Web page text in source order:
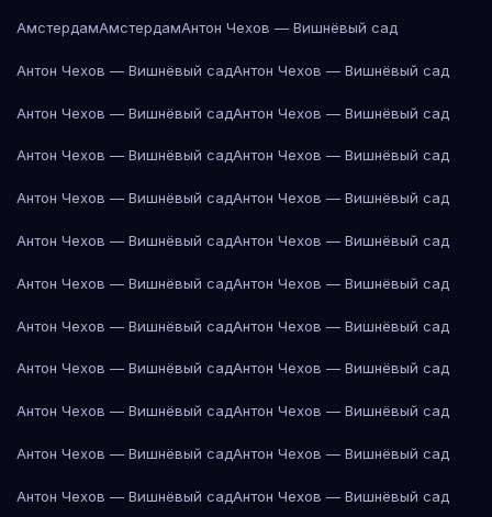
АмстердамАмстердамАнтон Чехов — Вишнёвый сад
Антон Чехов — Вишнёвый садАнтон Чехов — Вишнёвый сад
Антон Чехов — Вишнёвый садАнтон Чехов — Вишнёвый сад
Антон Чехов — Вишнёвый садАнтон Чехов — Вишнёвый сад
Антон Чехов — Вишнёвый садАнтон Чехов — Вишнёвый сад
Антон Чехов — Вишнёвый садАнтон Чехов — Вишнёвый сад
Антон Чехов — Вишнёвый садАнтон Чехов — Вишнёвый сад
Антон Чехов — Вишнёвый садАнтон Чехов — Вишнёвый сад
Антон Чехов — Вишнёвый садАнтон Чехов — Вишнёвый сад
Антон Чехов — Вишнёвый садАнтон Чехов — Вишнёвый сад
Антон Чехов — Вишнёвый садАнтон Чехов — Вишнёвый сад
Антон Чехов — Вишнёвый садАнтон Чехов — Вишнёвый сад